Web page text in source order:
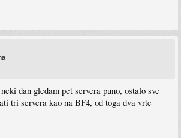
dan gledam pet servera puno, ostalo sve
tri servera kao na BF4, od toga dva vrte